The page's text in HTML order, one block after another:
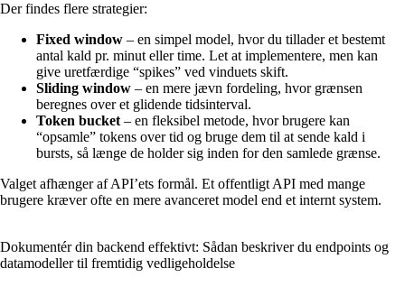
Der findes flere strategier:
Fixed window – en simpel model, hvor du tillader et bestemt
antal kald pr. minut eller time. Let at implementere, men kan
give uretfærdige “spikes” ved vinduets skift.
Sliding window – en mere jævn fordeling, hvor grænsen
beregnes over et glidende tidsinterval.
Token bucket– en fleksibel metode, hvor brugere kan
“opsamle” tokens over tid og bruge dem til at sende kald i
bursts, så længe de holder sig inden for den samlede grænse.
Valget afhænger af API’ets formål. Et offentligt API med mange
brugere kræver ofte en mere avanceret model end et internt system.
Dokumentér din backend effektivt: Sådan beskriver du endpoints og
datamodeller til fremtidig vedligeholdelse